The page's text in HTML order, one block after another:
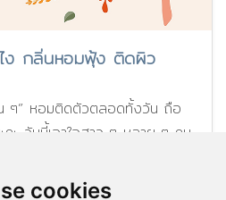
cookies
ง กลิ่นหอมฟุ้ง ติดผิว
ๆ” หอมติดตัวตลอดทั้งวัน ถือ
ะ วันนี้เอาใจสาว ๆ หลาย ๆ คน
Update : 03/08/2022